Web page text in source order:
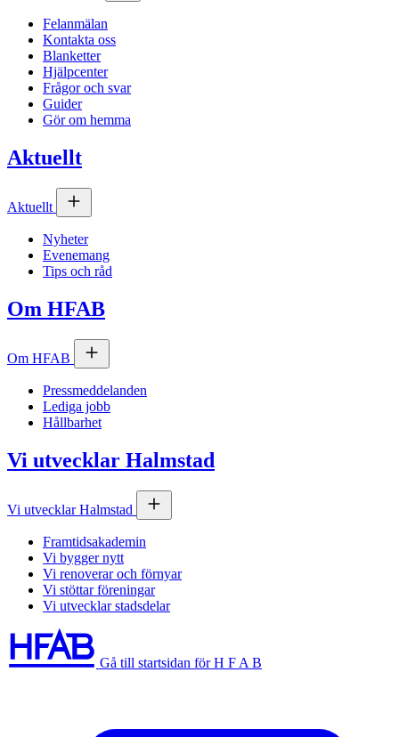
Felanmälan
Kontakta oss
Blanketter
Hjälpcenter
Frågor och svar
Guider
Gör om hemma
Aktuellt
Aktuellt
Nyheter
Evenemang
Tips och råd
Om HFAB
Om HFAB
Pressmeddelanden
Lediga jobb
Hållbarhet
Vi utvecklar Halmstad
Vi utvecklar Halmstad
Framtidsakademin
Vi bygger nytt
Vi renoverar och förnyar
Vi stöttar föreningar
Vi utvecklar stadsdelar
Gå till startsidan för H F A B